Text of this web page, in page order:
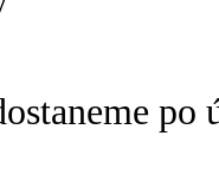
po